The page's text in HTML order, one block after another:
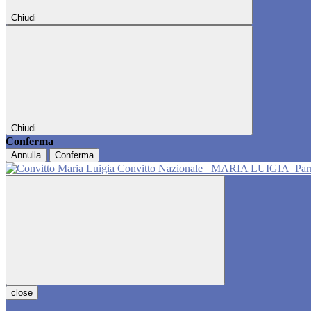
Chiudi
Chiudi
Conferma
Annulla Conferma
Convitto Nazionale MARIA LUIGIA
close